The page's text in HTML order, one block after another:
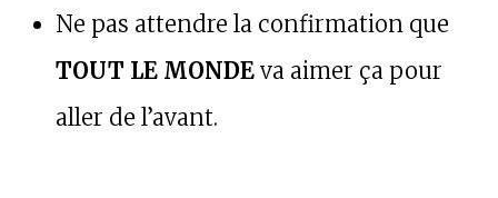
Ne pas attendre la confirmation que
TOUT LE MONDE va aimer ça pour
aller de l’avant.